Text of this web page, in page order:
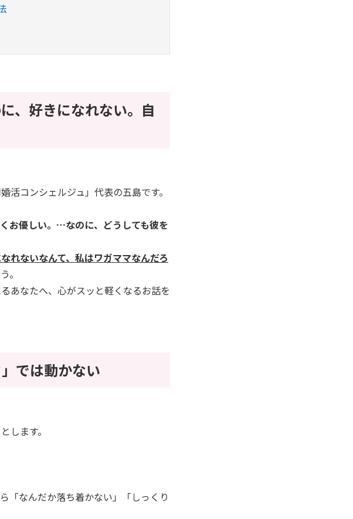
、好きになれない。自
コンシェルジュ」代表の五島です。
お優しい。…なのに、どうしても彼を
れないなんて、私はワガママなんだろ
。
あなたへ、心がスッと軽くなるお話を
では動かない
します。
「なんだか落ち着かない」「しっくり